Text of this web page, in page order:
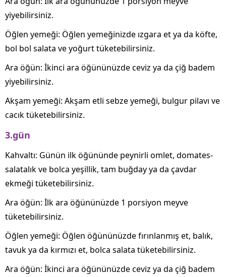
yiyebilirsiniz.
Öğlen yemeği: Öğlen yemeğinizde ızgara et ya da köfte,
bol bol salata ve yoğurt tüketebilirsiniz.
Ara öğün: İkinci ara öğününüzde ceviz ya da çiğ badem
yiyebilirsiniz.
Akşam yemeği: Akşam etli sebze yemeği, bulgur pilavı ve
cacık tüketebilirsiniz.
3.gün
Kahvaltı: Günün ilk öğününde peynirli omlet, domates-
salatalık ve bolca yeşillik, tam buğday ya da çavdar
ekmeği tüketebilirsiniz.
Ara öğün: İlk ara öğününüzde 1 porsiyon meyve
tüketebilirsiniz.
Öğlen yemeği: Öğlen öğününüzde fırınlanmış et, balık,
tavuk ya da kırmızı et, bolca salata tüketebilirsiniz.
Ara öğün: İkinci ara öğününüzde ceviz ya da çiğ badem